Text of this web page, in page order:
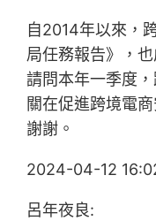
自2014年以來，
局任務報告》，
請問本年一季度
關在促進跨境電
謝謝。
2024-04-12
呂年夜良: